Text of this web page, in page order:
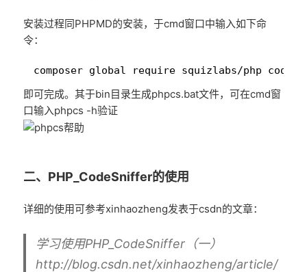
安装过程同PHPMD的安装，于cmd窗口中输入如下命
令：
1
composer global require squizlabs/
即可完成。其于bin目录生成phpcs.bat文件，可在cmd窗
口输入phpcs -h验证
二、PHP_CodeSniffer的使用
详细的使用可参考xinhaozheng发表于csdn的文章：
学习使用PHP_CodeSniffer（一）
http://blog.csdn.net/xinhaozheng/article/